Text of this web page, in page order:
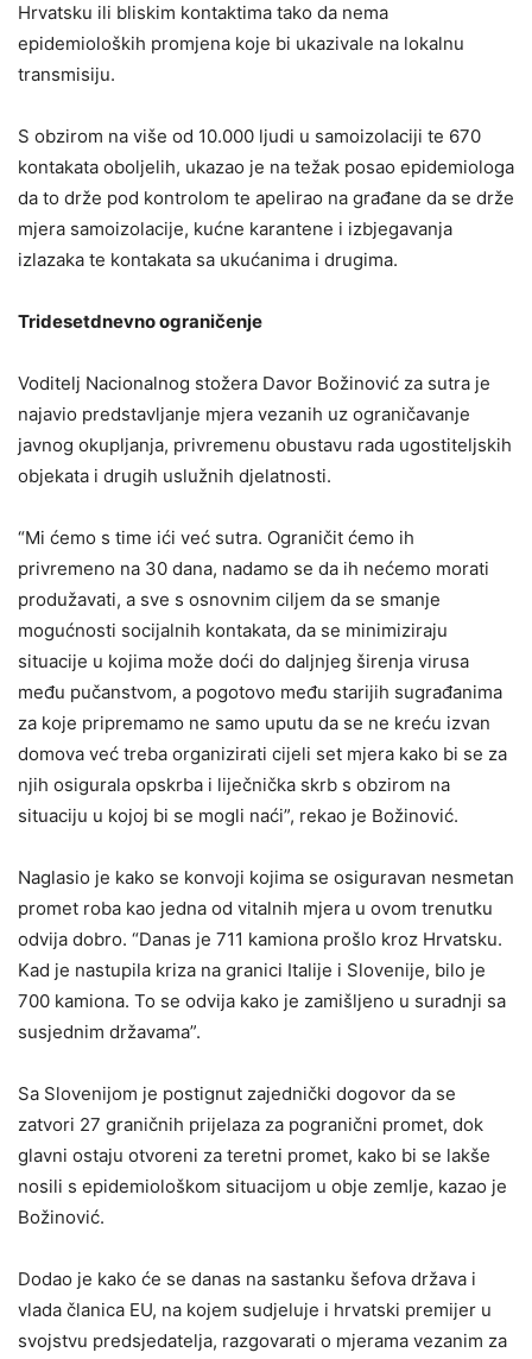
Hrvatsku ili bliskim kontaktima tako da nema
epidemioloških promjena koje bi ukazivale na lokalnu
transmisiju.
S obzirom na više od 10.000 ljudi u samoizolaciji te 670
kontakata oboljelih, ukazao je na težak posao epidemiologa
da to drže pod kontrolom te apelirao na građane da se drže
mjera samoizolacije, kućne karantene i izbjegavanja
izlazaka te kontakata sa ukućanima i drugima.
Tridesetdnevno ograničenje
Voditelj Nacionalnog stožera Davor Božinović za sutra je
najavio predstavljanje mjera vezanih uz ograničavanje
javnog okupljanja, privremenu obustavu rada ugostiteljskih
objekata i drugih uslužnih djelatnosti.
“Mi ćemo s time ići već sutra. Ograničit ćemo ih
privremeno na 30 dana, nadamo se da ih nećemo morati
produžavati, a sve s osnovnim ciljem da se smanje
mogućnosti socijalnih kontakata, da se minimiziraju
situacije u kojima može doći do daljnjeg širenja virusa
među pučanstvom, a pogotovo među starijih sugrađanima
za koje pripremamo ne samo uputu da se ne kreću izvan
domova već treba organizirati cijeli set mjera kako bi se za
njih osigurala opskrba i liječnička skrb s obzirom na
situaciju u kojoj bi se mogli naći”, rekao je Božinović.
Naglasio je kako se konvoji kojima se osiguravan nesmetan
promet roba kao jedna od vitalnih mjera u ovom trenutku
odvija dobro. “Danas je 711 kamiona prošlo kroz Hrvatsku.
Kad je nastupila kriza na granici Italije i Slovenije, bilo je
700 kamiona. To se odvija kako je zamišljeno u suradnji sa
susjednim državama”.
Sa Slovenijom je postignut zajednički dogovor da se
zatvori 27 graničnih prijelaza za pogranični promet, dok
glavni ostaju otvoreni za teretni promet, kako bi se lakše
nosili s epidemiološkom situacijom u obje zemlje, kazao je
Božinović.
Dodao je kako će se danas na sastanku šefova država i
vlada članica EU, na kojem sudjeluje i hrvatski premijer u
svojstvu predsjedatelja, razgovarati o mjerama vezanim za